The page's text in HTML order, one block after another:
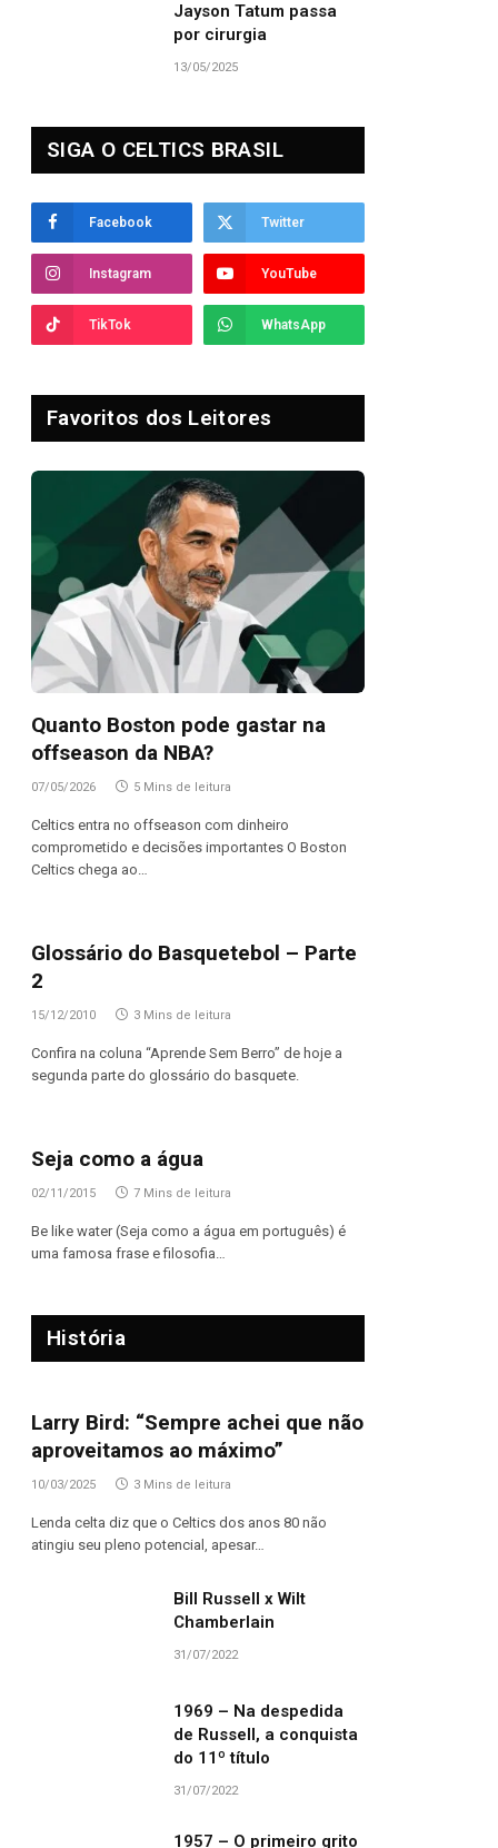
Jayson Tatum passa
por cirurgia
13/05/2025
SIGA O CELTICS BRASIL
Facebook Twitter
Instagram YouTube
TikTok WhatsApp
Favoritos dos Leitores
Quanto Boston pode gastar na
offseason da NBA?
07/05/2026 5 Mins de leitura
Celtics entra no offseason com dinheiro
comprometido e decisões importantes O Boston
Celtics chega ao…
Glossário do Basquetebol – Parte
2
15/12/2010 3 Mins de leitura
Confira na coluna “Aprende Sem Berro” de hoje a
segunda parte do glossário do basquete.
Seja como a água
02/11/2015 7 Mins de leitura
Be like water (Seja como a água em português) é
uma famosa frase e filosofia…
História
Larry Bird: “Sempre achei que não
aproveitamos ao máximo”
10/03/2025 3 Mins de leitura
Lenda celta diz que o Celtics dos anos 80 não
atingiu seu pleno potencial, apesar…
Bill Russell x Wilt
Chamberlain
31/07/2022
1969 – Na despedida
de Russell, a conquista
do 11º título
31/07/2022
1957 – O primeiro grito